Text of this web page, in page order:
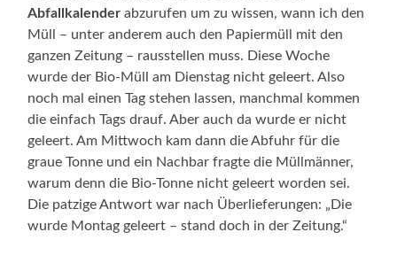
Abfallkalender abzurufen um zu wissen, wann ich den
Müll – unter anderem auch den Papiermüll mit den
ganzen Zeitung – rausstellen muss. Diese Woche
wurde der Bio-Müll am Dienstag nicht geleert. Also
noch mal einen Tag stehen lassen, manchmal kommen
die einfach Tags drauf. Aber auch da wurde er nicht
geleert. Am Mittwoch kam dann die Abfuhr für die
graue Tonne und ein Nachbar fragte die Müllmänner,
warum denn die Bio-Tonne nicht geleert worden sei.
Die patzige Antwort war nach Überlieferungen: „Die
wurde Montag geleert – stand doch in der Zeitung.“